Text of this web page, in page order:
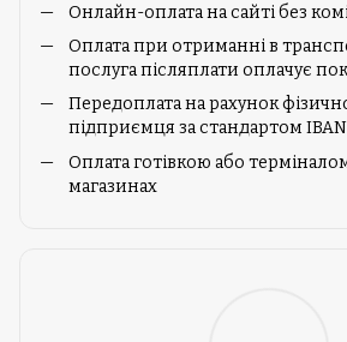
Онлайн-оплата на сайті без
Оплата при отриманні в
послуга післяплати оплачує
Передоплата на рахунок
підприємця за стандартом IBAN
Оплата готівкою або
магазинах